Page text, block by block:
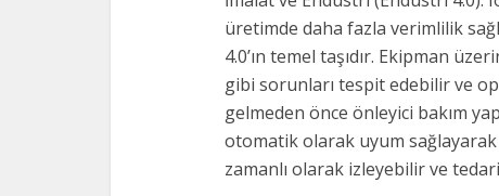
üretimde daha fazla verimlilik
4.0’ın temel taşıdır. Ekipman
gibi sorunları tespit edebilir ve
gelmeden önce önleyici bakım
otomatik olarak uyum
zamanlı olarak izleyebilir ve